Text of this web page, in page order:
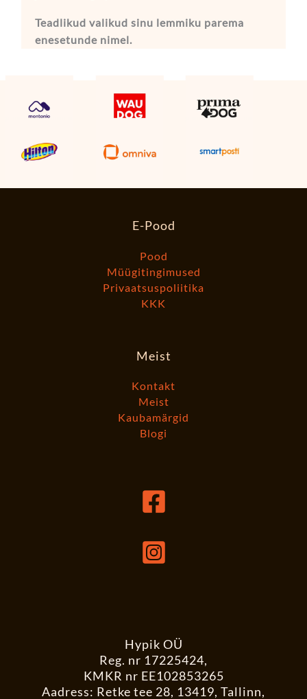
Teadlikud valikud sinu lemmiku parema
enesetunde nimel.
E-Pood
Pood
Müügitingimused
Privaatsuspoliitika
KKK
Meist
Kontakt
Meist
Kaubamärgid
Blogi
Hypik OÜ
Reg. nr 17225424,
KMKR nr EE102853265
Aadress: Retke tee 28, 13419, Tallinn,